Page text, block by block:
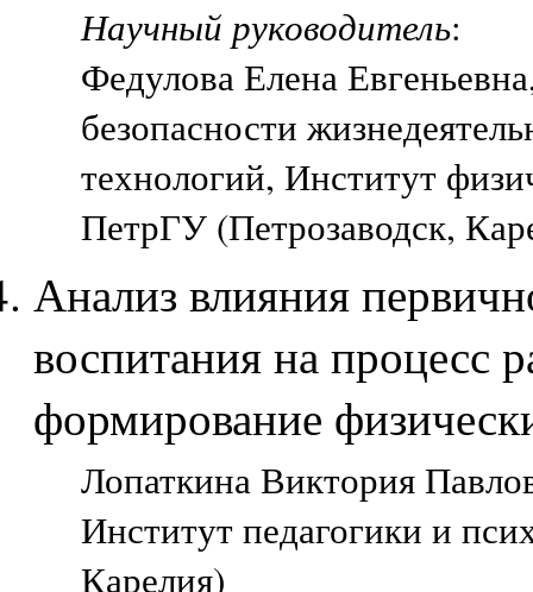
Научный руководитель:
Федулова Елена
безопасности
технологий, Институт
ПетрГУ (Петрозаводск,
Анализ влияния
воспитания на процесс
формирование
Лопаткина Виктория
Институт педагогики и
Карелия)